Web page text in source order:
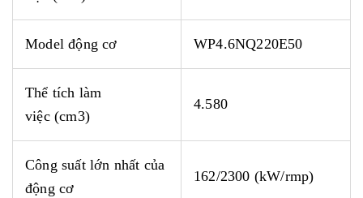
Model động cơ WP4.6NQ220E50
Thể tích làm
việc (cm3)
4.580
Công suất lớn nhất của
động cơ
162/2300 (kW/rmp)